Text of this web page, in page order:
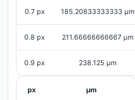
0.7 px 185.20833333333 μm
0.8 px 211.66666666667 μm
0.9 px 238.125 μm
px μm